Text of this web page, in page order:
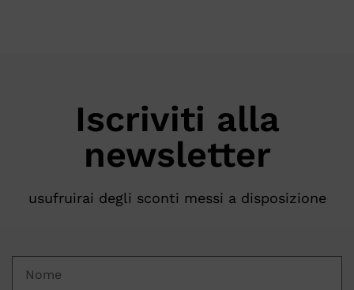
Iscriviti alla
newsletter
usufruirai degli sconti messi a disposizione